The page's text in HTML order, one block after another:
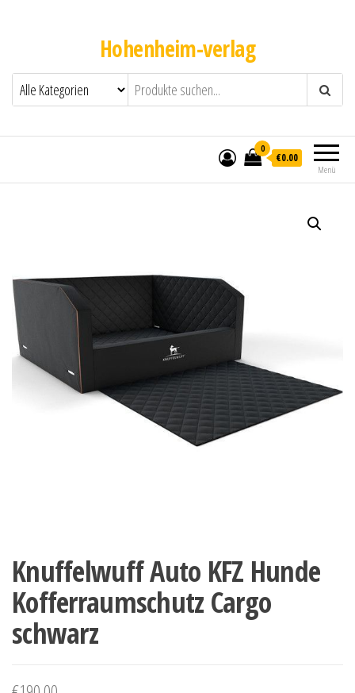
Hohenheim-verlag
Menü
0
€0.00
Knuffelwuff Auto KFZ Hunde
Kofferraumschutz Cargo
schwarz